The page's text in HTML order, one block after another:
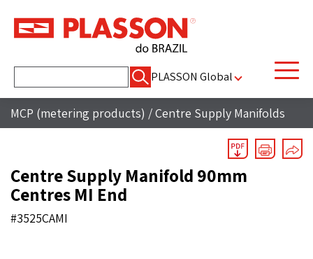
por:
PLASSON Global
MCP (metering products) /Centre Supply Manifolds
Centre Supply Manifold 90mm
Centres MI End
#3525CAMI